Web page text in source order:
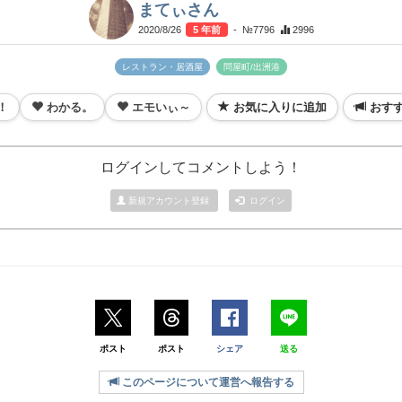
まてぃさん
2020/8/26 5 年前 - №7796 2996
レストラン・居酒屋 問屋町/出洲港
わかる。 エモいぃ～ お気に入りに追加 おす
ログインしてコメントしよう！
新規アカウント登録 ログイン
ポスト ポスト シェア 送る
このページについて運営へ報告する